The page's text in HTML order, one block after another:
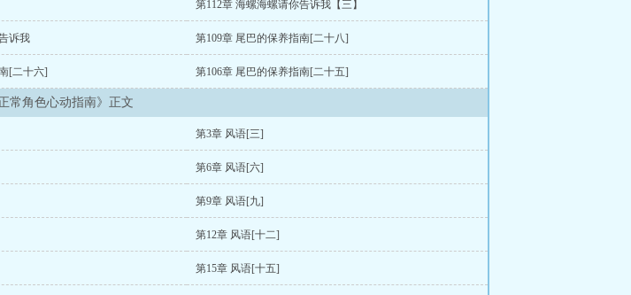
第112章 海螺海螺请你告诉我【三】
诉我 第109章 尾巴的保养指南[二十八]
[二十六] 第106章 尾巴的保养指南[二十五]
常角色心动指南》正文
第3章 风语[三]
第6章 风语[六]
第9章 风语[九]
第12章 风语[十二]
第15章 风语[十五]